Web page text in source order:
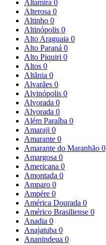
Altamira 0
Alterosa 0
Altinho 0
Altinópolis 0
Alto Araguaia 0
Alto Paraná 0
Alto Piquiri 0
Altos 0
Altãnia 0
Alvarães 0
Alvinópolis 0
Alvorada 0
Alvorada 0
Além Paraíba 0
Amaraji 0
Amarante 0
Amarante do Maranhão 0
Amargosa 0
Americana 0
Amontada 0
Amparo 0
Ampére 0
América Dourada 0
Américo Brasiliense 0
Anadia 0
Anajatuba 0
Ananindeua 0